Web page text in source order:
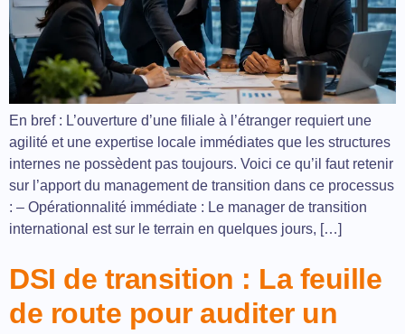
En bref : L’ouverture d’une filiale à l’étranger requiert une
agilité et une expertise locale immédiates que les structures
internes ne possèdent pas toujours. Voici ce qu’il faut retenir
sur l’apport du management de transition dans ce processus
: – Opérationnalité immédiate : Le manager de transition
international est sur le terrain en quelques jours, […]
DSI de transition : La feuille
de route pour auditer un